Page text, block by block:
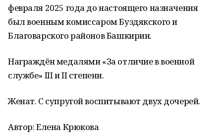
февраля 2025 года до настоящего назначения
был военным комиссаром Буздякского и
Благоварского районов Башкирии.
Награждён медалями «За отличие в военной
службе» III и II степени.
Женат. С супругой воспитывают двух дочерей.
Автор: Елена Крюкова